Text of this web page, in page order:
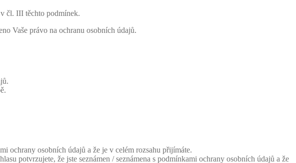
čl. III těchto podmínek.
Vaše právo na ochranu osobních údajů.
ochrany osobních údajů a že je v celém rozsahu přijímáte.
potvrzujete, že jste seznámen / seznámena s podmínkami ochrany osobních údajů a že